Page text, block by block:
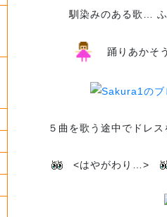
馴染みのある歌… ふる
踊りあかそ
５曲を歌う途中でドレス
<はやがわり…>